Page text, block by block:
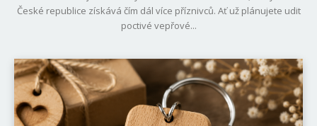
České republice získává čím dál více příznivců. Ať už plánujete udit
poctivé vepřové...